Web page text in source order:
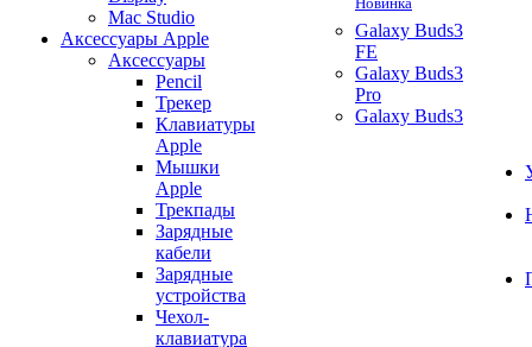
Mac Studio
Аксессуары Apple
Аксессуары
Pencil
Трекер
Клавиатуры
Apple
Мышки
Apple
Трекпады
Зарядные
кабели
Зарядные
устройства
Чехол-
клавиатура
Galaxy Buds3
FE
Galaxy Buds3
Pro
Galaxy Buds3